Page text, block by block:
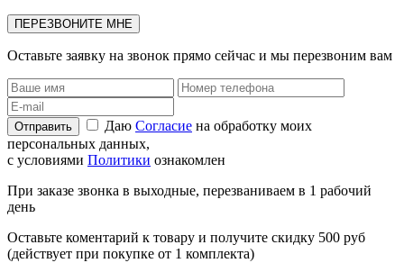
ПЕРЕЗВОНИТЕ МНЕ
Оставьте заявку на звонок прямо сейчас и мы перезвоним вам
Даю Согласие на обработку моих
персональных данных,
с условиями Политики ознакомлен
При заказе звонка в выходные, перезваниваем в 1 рабочий
день
Оставьте коментарий к товару и получите скидку 500 руб
(действует при покупке от 1 комплекта)